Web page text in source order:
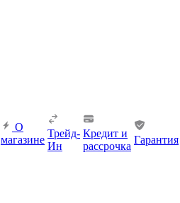
О
магазине
Трейд-
Ин
Кредит и
рассрочка
Гарантия